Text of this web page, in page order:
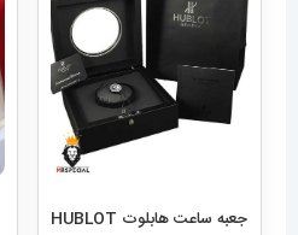
جعبه ساعت هابلوت HUBLOT